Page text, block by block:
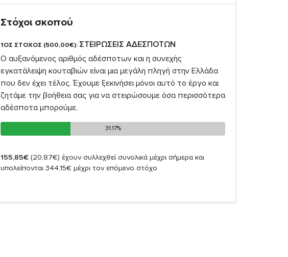
Στόχοι σκοπού
1ΟΣ ΣΤΟΧΟΣ (500,00€): ΣΤΕΙΡΩΣΕΙΣ ΑΔΕΣΠΟΤΩΝ
Ο αυξανόμενος αριθμός αδέσποτων και η συνεχής
εγκατάλειψη κουταβιών είναι μια μεγάλη πληγή στην Ελλάδα
που δεν έχει τέλος. Έχουμε ξεκινήσει μόνοι αυτό το έργο και
ζητάμε την βοήθεια σας για να στειρώσουμε όσα περισσότερα
αδέσποτα μπορούμε.
31.17%
31.17%
155,85€ (20,87€) έχουν συλλεχθεί συνολικά μέχρι σήμερα και
υπολείπονται 344,15€ μέχρι τον επόμενο στόχο